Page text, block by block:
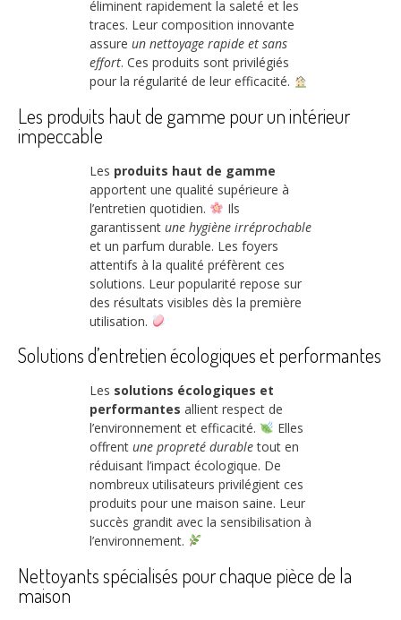
éliminent rapidement la saleté et les
traces. Leur composition innovante
assure un nettoyage rapide et sans
effort. Ces produits sont privilégiés
pour la régularité de leur efficacité.
Les produits haut de gamme pour un intérieur
impeccable
Les produits haut de gamme
apportent une qualité supérieure à
l’entretien quotidien.
Ils
garantissent une hygiène irréprochable
et un parfum durable. Les foyers
attentifs à la qualité préfèrent ces
solutions. Leur popularité repose sur
des résultats visibles dès la première
utilisation.
Solutions d’entretien écologiques et performantes
Les solutions écologiques et
performantes allient respect de
l’environnement et efficacité.
Elles
offrent une propreté durabletout en
réduisant l’impact écologique. De
nombreux utilisateurs privilégient ces
produits pour une maison saine. Leur
succès grandit avec la sensibilisation à
l’environnement.
Nettoyants spécialisés pour chaque pièce de la
maison